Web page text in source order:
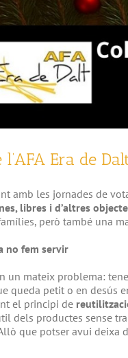
Era de
amb les jornades de
libres i d’altres
però també una
no fem servir
un mateix problema:
queda petit o en desús
el principi de
dels productes sense
que potser avui